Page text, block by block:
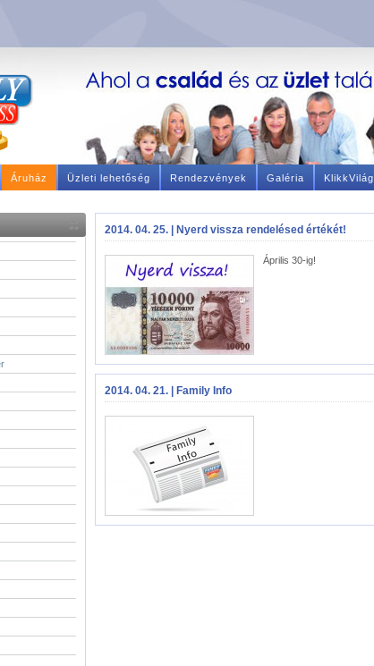
Áruház Üzleti lehetőség Rendezvények Galéria KlikkVilág
2014. 04. 25. | Nyerd vissza rendelésed értékét!
Április 30-ig!
2014. 04. 21. | Family Info